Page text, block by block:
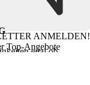
egal ob
unseren Blog.
ANMELDEN!
Top-Angebote